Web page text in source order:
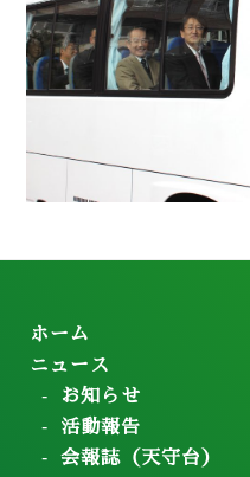
ホーム
ニュース
お知らせ
活動報告
会報誌（天守台）